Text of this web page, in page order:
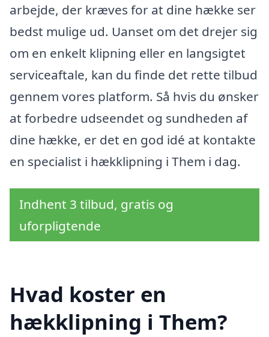
arbejde, der kræves for at dine hække ser
bedst mulige ud. Uanset om det drejer sig
om en enkelt klipning eller en langsigtet
serviceaftale, kan du finde det rette tilbud
gennem vores platform. Så hvis du ønsker
at forbedre udseendet og sundheden af
dine hække, er det en god idé at kontakte
en specialist i hækklipning i Them i dag.
Indhent 3 tilbud, gratis og
uforpligtende
Hvad koster en
hækklipning i Them?